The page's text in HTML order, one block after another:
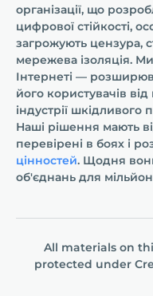
організації, що
цифрової стійкості,
загрожують цензура,
мережева ізоляція.
Інтернеті —
його користувачів
індустрії
Наші рішення мають
перевірені в боях і
цінностей. Щодня
об'єднань для
All materials on
protected under